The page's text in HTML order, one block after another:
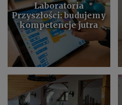
Laboratoria
Przyszłości: budujemy
kompetencje jutra